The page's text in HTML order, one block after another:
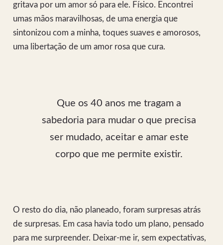
gritava por um amor só para ele. Físico. Encontrei
umas mãos maravilhosas, de uma energia que
sintonizou com a minha, toques suaves e amorosos,
uma libertação de um amor rosa que cura.
Que os 40 anos me tragam a
sabedoria para mudar o que precisa
ser mudado, aceitar e amar este
corpo que me permite existir.
O resto do dia, não planeado, foram surpresas atrás
de surpresas. Em casa havia todo um plano, pensado
para me surpreender. Deixar-me ir, sem expectativas,